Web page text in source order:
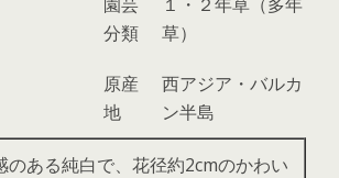
分類
草）
原産
地
西アジア・バルカ
ン半島
のある純白で、花径約2cmのかわい